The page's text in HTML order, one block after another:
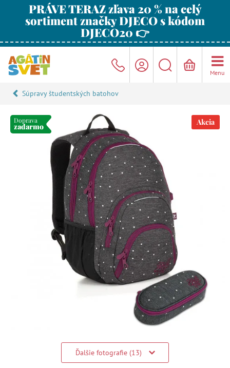
PRÁVE TERAZ zľava 20 % na celý
sortiment značky DJECO s kódom
DJECO20 👉
Menu
Súpravy študentských batohov
Doprava
zadarmo Akcia
Ďalšie fotografie (13)